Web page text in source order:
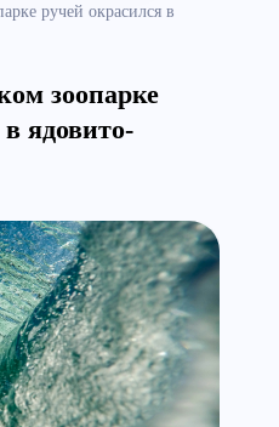
ручей окрасился в
зоопарке
ядовито-